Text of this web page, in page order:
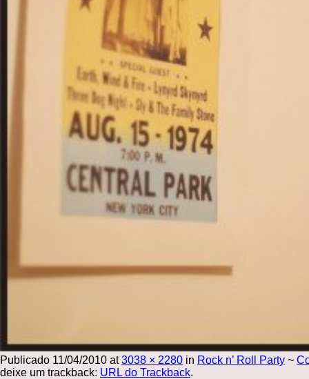
Publicado 11/04/2010 at3038 × 2280 in Rock n’ Roll Party ~
deixe um trackback: URL do Trackback.